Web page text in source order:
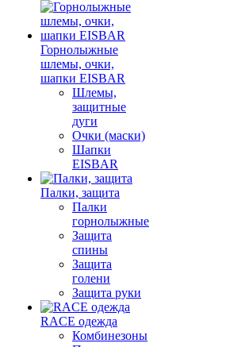
Горнолыжные
шлемы, очки,
шапки EISBAR
Шлемы,
защитные
дуги
Очки (маски)
Шапки
EISBAR
Палки, защита
Палки
горнолыжные
Защита
спины
Защита
голени
Защита руки
RACE одежда
Комбинезоны